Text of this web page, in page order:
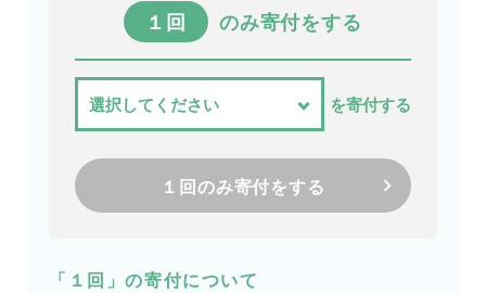
１回 のみ寄付をする
を寄付する
１回のみ寄付をする
「１回」の寄付について